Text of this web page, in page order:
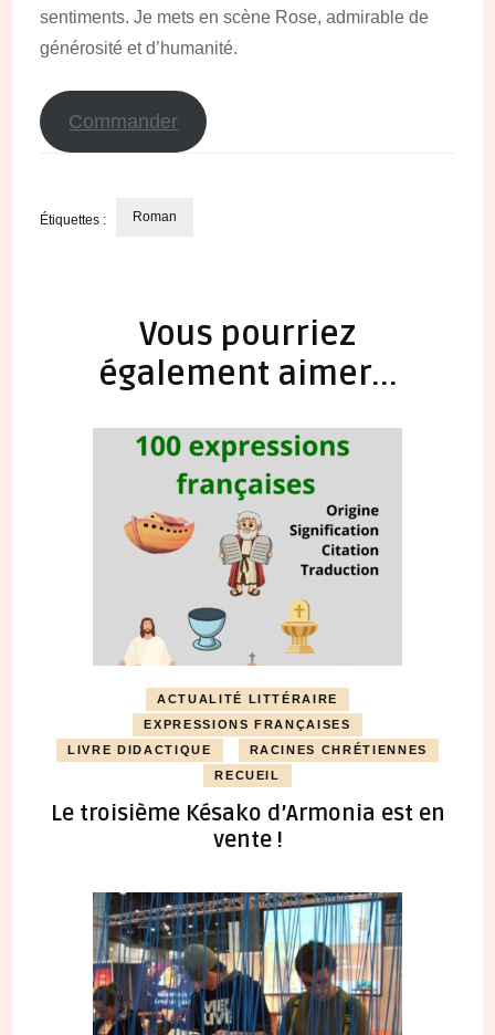
sentiments. Je mets en scène Rose, admirable de
générosité et d’humanité.
Commander
Étiquettes : Roman
Vous pourriez
également aimer...
ACTUALITÉ LITTÉRAIRE
EXPRESSIONS FRANÇAISES
LIVRE DIDACTIQUE
RACINES CHRÉTIENNES
RECUEIL
Le troisième Késako d’Armonia est en
vente !